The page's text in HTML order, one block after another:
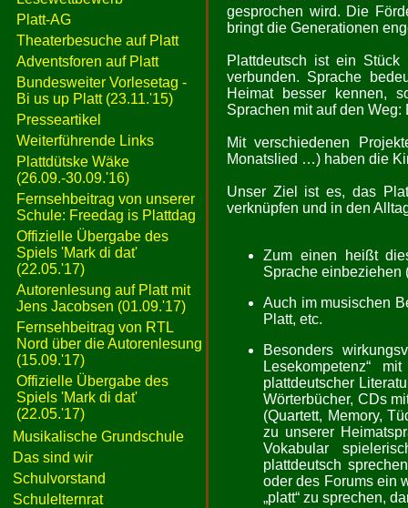
Platt-AG
Theaterbesuche auf Platt
Adventsforen auf Platt
Bundesweiter Vorlesetag -
Bi us up Platt (23.11.'15)
Presseartikel
Weiterführende Links
Plattdütske Wäke
(26.09.-30.09.'16)
Fernsehbeitrag von unserer
Schule: Freedag is Plattdag
Offizielle Übergabe des
Spiels 'Mark di dat'
(22.05.'17)
Autorenlesung auf Platt mit
Jens Jacobsen (01.09.'17)
Fernsehbeitrag von RTL
Nord über die Autorenlesung
(15.09.'17)
Offizielle Übergabe des
Spiels 'Mark di dat'
(22.05.'17)
Musikalische Grundschule
Das sind wir
Schulvorstand
Schulelternrat
gesprochen wird. Die
bringt die Generationen
Plattdeutsch ist ein
verbunden. Sprache
Heimat besser kennen,
Sprachen mit auf den
Mit verschiedenen
Monatslied …) haben die
Unser Ziel ist es, das
verknüpfen und in den
Zum einen heißt
Sprache einbeziehen
Auch im musischen
Platt, etc.
Besonders
Lesekompetenz“
plattdeutscher
Wörterbücher, CDs
(Quartett, Memory,
zu unserer
Vokabular
plattdeutsch
oder des Forums ein
„platt“ zu sprechen,